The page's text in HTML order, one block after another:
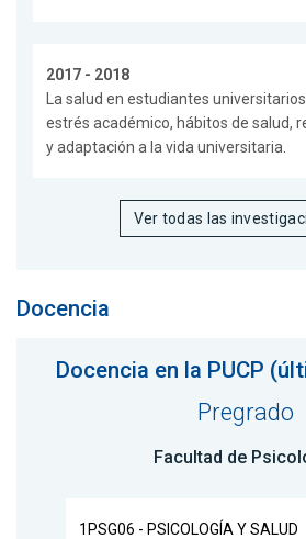
2017 - 2018
La salud en estudiantes
estrés académico, hábitos de salud,
y adaptación a la vida universitaria.
Ver todas las
Docencia
Docencia en la PUCP
Pregrado
Facultad de
1PSG06 - PSICOLOGÍA Y SALUD